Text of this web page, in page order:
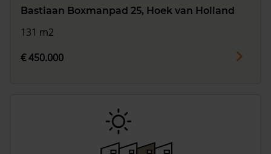
Bastiaan Boxmanpad 25, Hoek van Holland
131 m2
€ 450.000